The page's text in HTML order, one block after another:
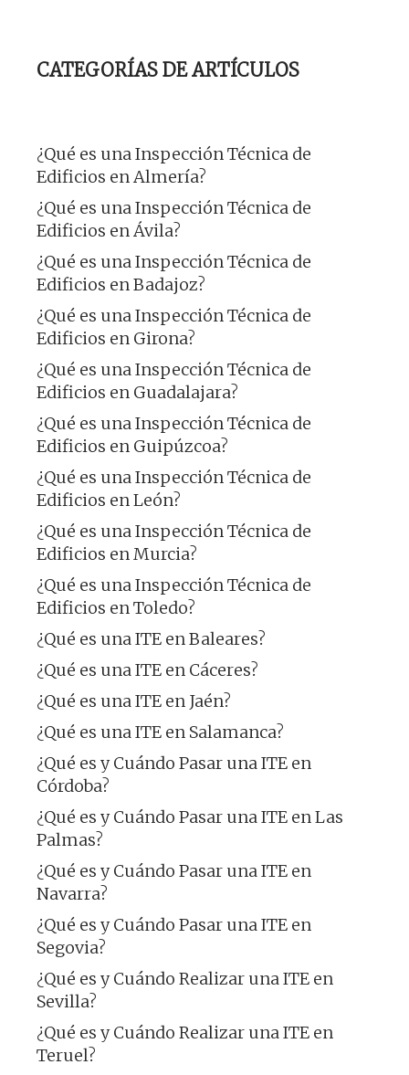
CATEGORÍAS DE ARTÍCULOS
¿Qué es una Inspección Técnica de
Edificios en Almería?
¿Qué es una Inspección Técnica de
Edificios en Ávila?
¿Qué es una Inspección Técnica de
Edificios en Badajoz?
¿Qué es una Inspección Técnica de
Edificios en Girona?
¿Qué es una Inspección Técnica de
Edificios en Guadalajara?
¿Qué es una Inspección Técnica de
Edificios en Guipúzcoa?
¿Qué es una Inspección Técnica de
Edificios en León?
¿Qué es una Inspección Técnica de
Edificios en Murcia?
¿Qué es una Inspección Técnica de
Edificios en Toledo?
¿Qué es una ITE en Baleares?
¿Qué es una ITE en Cáceres?
¿Qué es una ITE en Jaén?
¿Qué es una ITE en Salamanca?
¿Qué es y Cuándo Pasar una ITE en
Córdoba?
¿Qué es y Cuándo Pasar una ITE en Las
Palmas?
¿Qué es y Cuándo Pasar una ITE en
Navarra?
¿Qué es y Cuándo Pasar una ITE en
Segovia?
¿Qué es y Cuándo Realizar una ITE en
Sevilla?
¿Qué es y Cuándo Realizar una ITE en
Teruel?